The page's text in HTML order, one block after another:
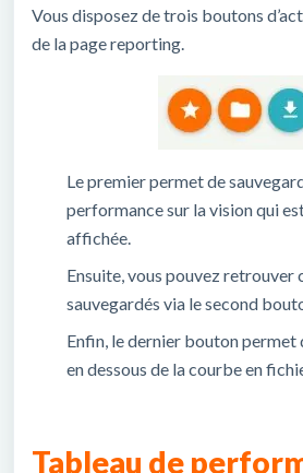
Vous disposez de trois boutons
de la page reporting.
Le premier permet de
performance sur la vision qui
affichée.
Ensuite, vous pouvez retrouver
sauvegardés via le second
Enfin, le dernier bouton permet
en dessous de la courbe en
Tableau de